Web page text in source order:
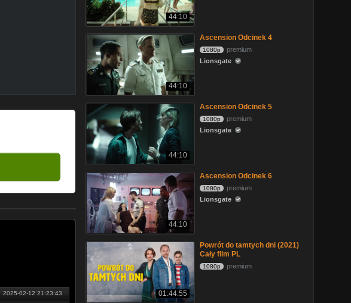
2025-02-12 21:23:43
44:10
44:10
Ascension Odcinek 4
1080p
premium
Lionsgate
44:10
Ascension Odcinek 5
1080p
premium
Lionsgate
44:10
Ascension Odcinek 6
1080p
premium
Lionsgate
01:44:55
Powrót do tamtych dni (2021)
Cały film PL
1080p premium